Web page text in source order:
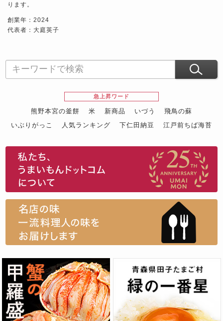
ります。
創業年：2024
代表者：大庭英子
急上昇ワード
熊野本宮の釜餅 米 新商品 いづう
飛鳥の蘇
いぶりがっこ
人気ランキング 下仁田納豆
江戸前ちば海苔